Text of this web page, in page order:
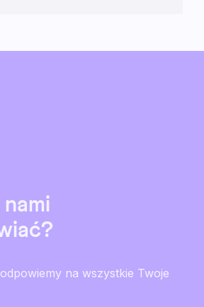
na wszystkie Twoje